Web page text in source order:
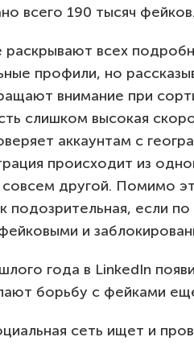
всего 190 тысяч фейков.
раскрывают всех
профили, но
внимание при
слишком высокая
аккаунтам с
происходит из
совсем другой. Помимо
подозрительная, если
и
года в LinkedIn
борьбу с фейками
сеть ищет и